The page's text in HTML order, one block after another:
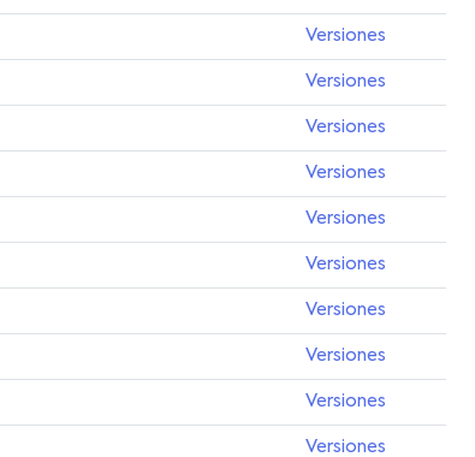
Versiones
Versiones
Versiones
Versiones
Versiones
Versiones
Versiones
Versiones
Versiones
Versiones